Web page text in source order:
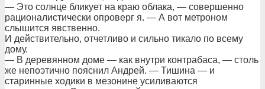
— Это солнце бликует на краю облака, — совершенно
рационалистически опроверг я. — А вот метроном
слышится явственно.
И действительно, отчетливо и сильно тикало по всему
дому.
— В деревянном доме — как внутри контрабаса, — столь
же непоэтично пояснил Андрей. — Тишина — и
старинные ходики в мезонине усиливаются